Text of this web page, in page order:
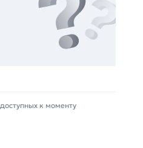
к моменту